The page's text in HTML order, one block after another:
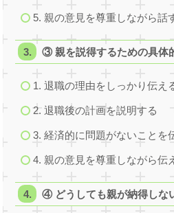
5. 親の意見を尊重しながら話
③ 親を説得するための具体
1. 退職の理由をしっかり伝え
2. 退職後の計画を説明する
3. 経済的に問題がないことを
4. 親の意見を尊重しながら伝
④ どうしても親が納得しな